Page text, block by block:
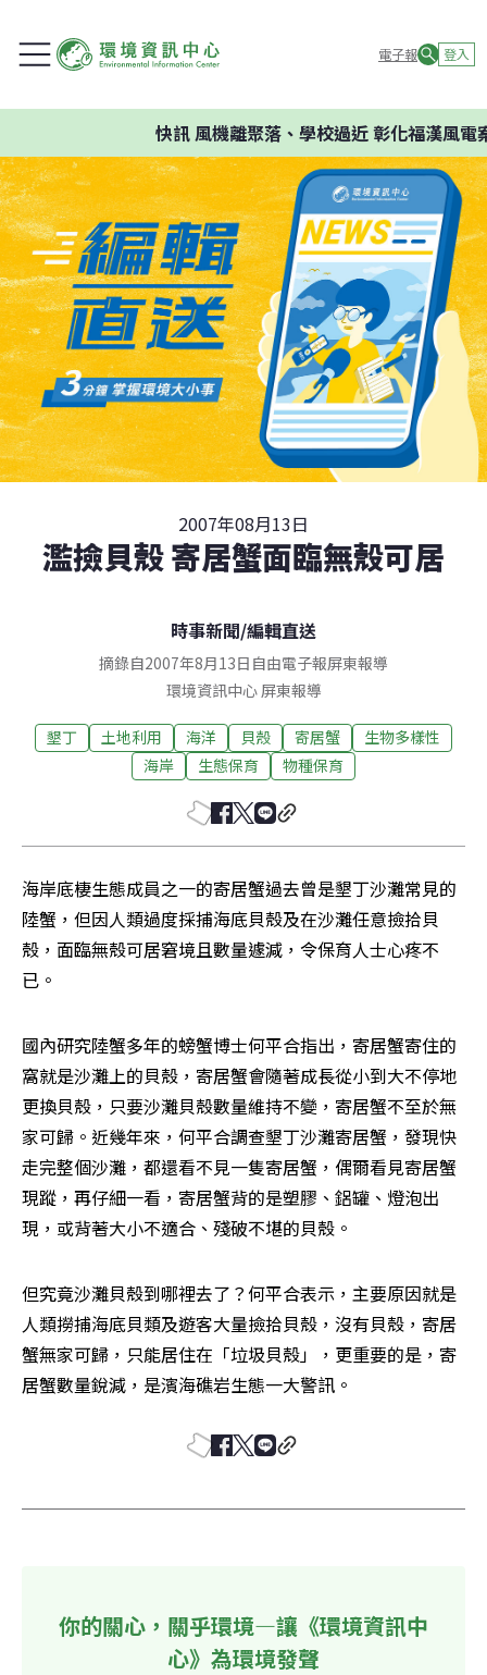
電子報 登入
快訊風機離聚落、學校過近 彰化福漢風電
2007年08月13日
濫撿貝殼 寄居蟹面臨無殼可居
時事新聞/編輯直送
摘錄自2007年8月13日自由電子報屏東報導
環境資訊中心 屏東報導
墾丁 土地利用 海洋 貝殼 寄居蟹
生物多樣性
海岸
生態保育 物種保育
海岸底棲生態成員之一的寄居蟹過去曾是墾丁沙灘常見的
陸蟹，但因人類過度採捕海底貝殼及在沙灘任意撿拾貝
殼，面臨無殼可居窘境且數量遽減，令保育人士心疼不
已。
國內研究陸蟹多年的螃蟹博士何平合指出，寄居蟹寄住的
窩就是沙灘上的貝殼，寄居蟹會隨著成長從小到大不停地
更換貝殼，只要沙灘貝殼數量維持不變，寄居蟹不至於無
家可歸。近幾年來，何平合調查墾丁沙灘寄居蟹，發現快
走完整個沙灘，都還看不見一隻寄居蟹，偶爾看見寄居蟹
現蹤，再仔細一看，寄居蟹背的是塑膠、鋁罐、燈泡出
現，或背著大小不適合、殘破不堪的貝殼。
但究竟沙灘貝殼到哪裡去了？何平合表示，主要原因就是
人類撈捕海底貝類及遊客大量撿拾貝殼，沒有貝殼，寄居
蟹無家可歸，只能居住在「垃圾貝殼」，更重要的是，寄
居蟹數量銳減，是濱海礁岩生態一大警訊。
你的關心，關乎環境—讓《環境資訊中
心》為環境發聲